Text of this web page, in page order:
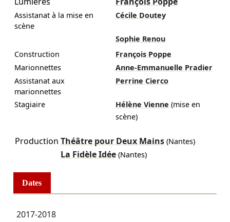
Assistanat à la mise en
scène
Cécile Doutey
Sophie Renou
Construction
François Poppe
Marionnettes
Anne-Emmanuelle Pradier
Assistanat aux
marionnettes
Perrine Cierco
Stagiaire Hélène Vienne (mise en
scène)
Production Théâtre pour Deux Mains(Nantes)
La Fidèle Idée(Nantes)
Dates
2017-2018